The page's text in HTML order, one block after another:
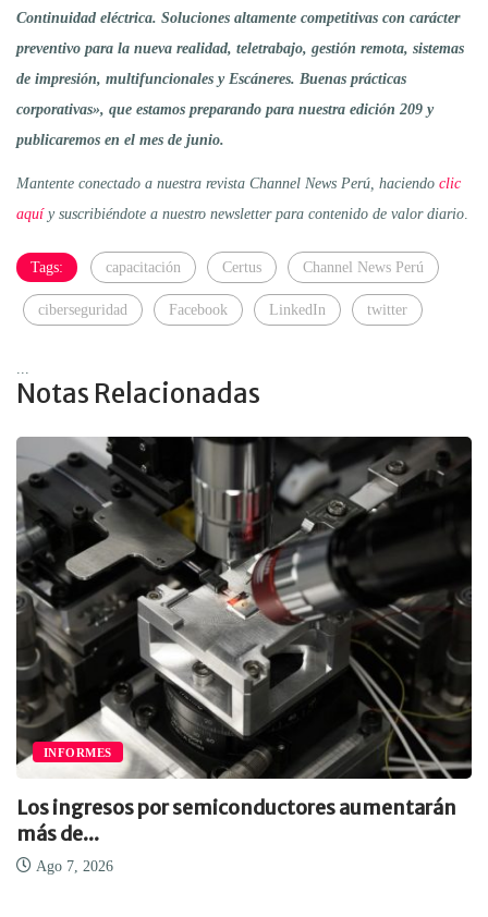
Continuidad eléctrica. Soluciones altamente competitivas con carácter
preventivo para la nueva realidad, teletrabajo, gestión remota, sistemas
de impresión, multifuncionales y Escáneres. Buenas prácticas
corporativas», que estamos preparando para nuestra edición 209 y
publicaremos en el mes de junio.
Mantente conectado a nuestra revista Channel News Perú, haciendo clic
aquíy suscribiéndote a nuestro newsletter para contenido de valor diario
Tags: capacitación Certus Channel News Perú
ciberseguridad Facebook LinkedIn twitter
Notas Relacionadas
INFORMES
Los ingresos por semiconductores aumentarán
más de...
Ago 7, 2026